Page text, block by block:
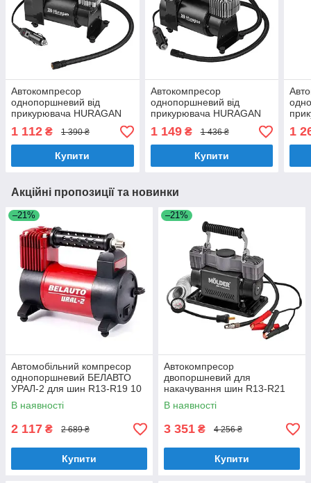
Автокомпресор
однопоршневий від
прикурювача HURAGAN
автомобільний компресор
для шин R13-R16 7Атм 37
л/хв 170Вт (H0200)
1 112 ₴ 1 390 ₴
Купити
Автокомпресор
однопоршневий від
прикурювача HURAGAN
автомобільний компресор
для шин R13-R16 7Атм
37л/хв 170Вт (H0300)
1 149₴ 1 436 ₴
Купити
з
1
Акційні пропозиції та новинки
–21%
Автомобільний компресор
однопоршневий БЕЛАВТО
УРАЛ-2 для шин R13-R19 10
Атм 40 л/хв 170 Вт (BK42)
В наявності
2 117 ₴ 2 689 ₴
Купити
–21%
Автокомпресор
двопоршневий для
накачування шин R13-R21
MOLDER MA25300 10Атм 90
л/хв 380Вт
В наявності
3 351 ₴ 4 256 ₴
Купити